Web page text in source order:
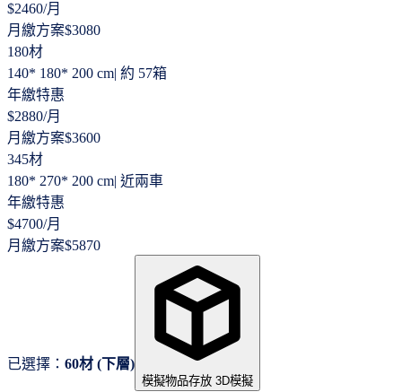
$2460/月
月繳方案$3080
180材
140* 180* 200 cm| 約 57箱
年繳特惠
$2880/月
月繳方案$3600
345材
180* 270* 200 cm| 近兩車
年繳特惠
$4700/月
月繳方案$5870
已選擇： 60材 (下層)
模擬物品存放 3D模擬